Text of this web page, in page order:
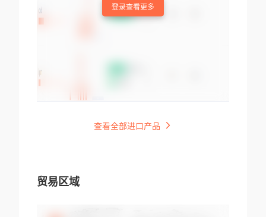
登录查看更多
查看全部进口产品
贸易区域